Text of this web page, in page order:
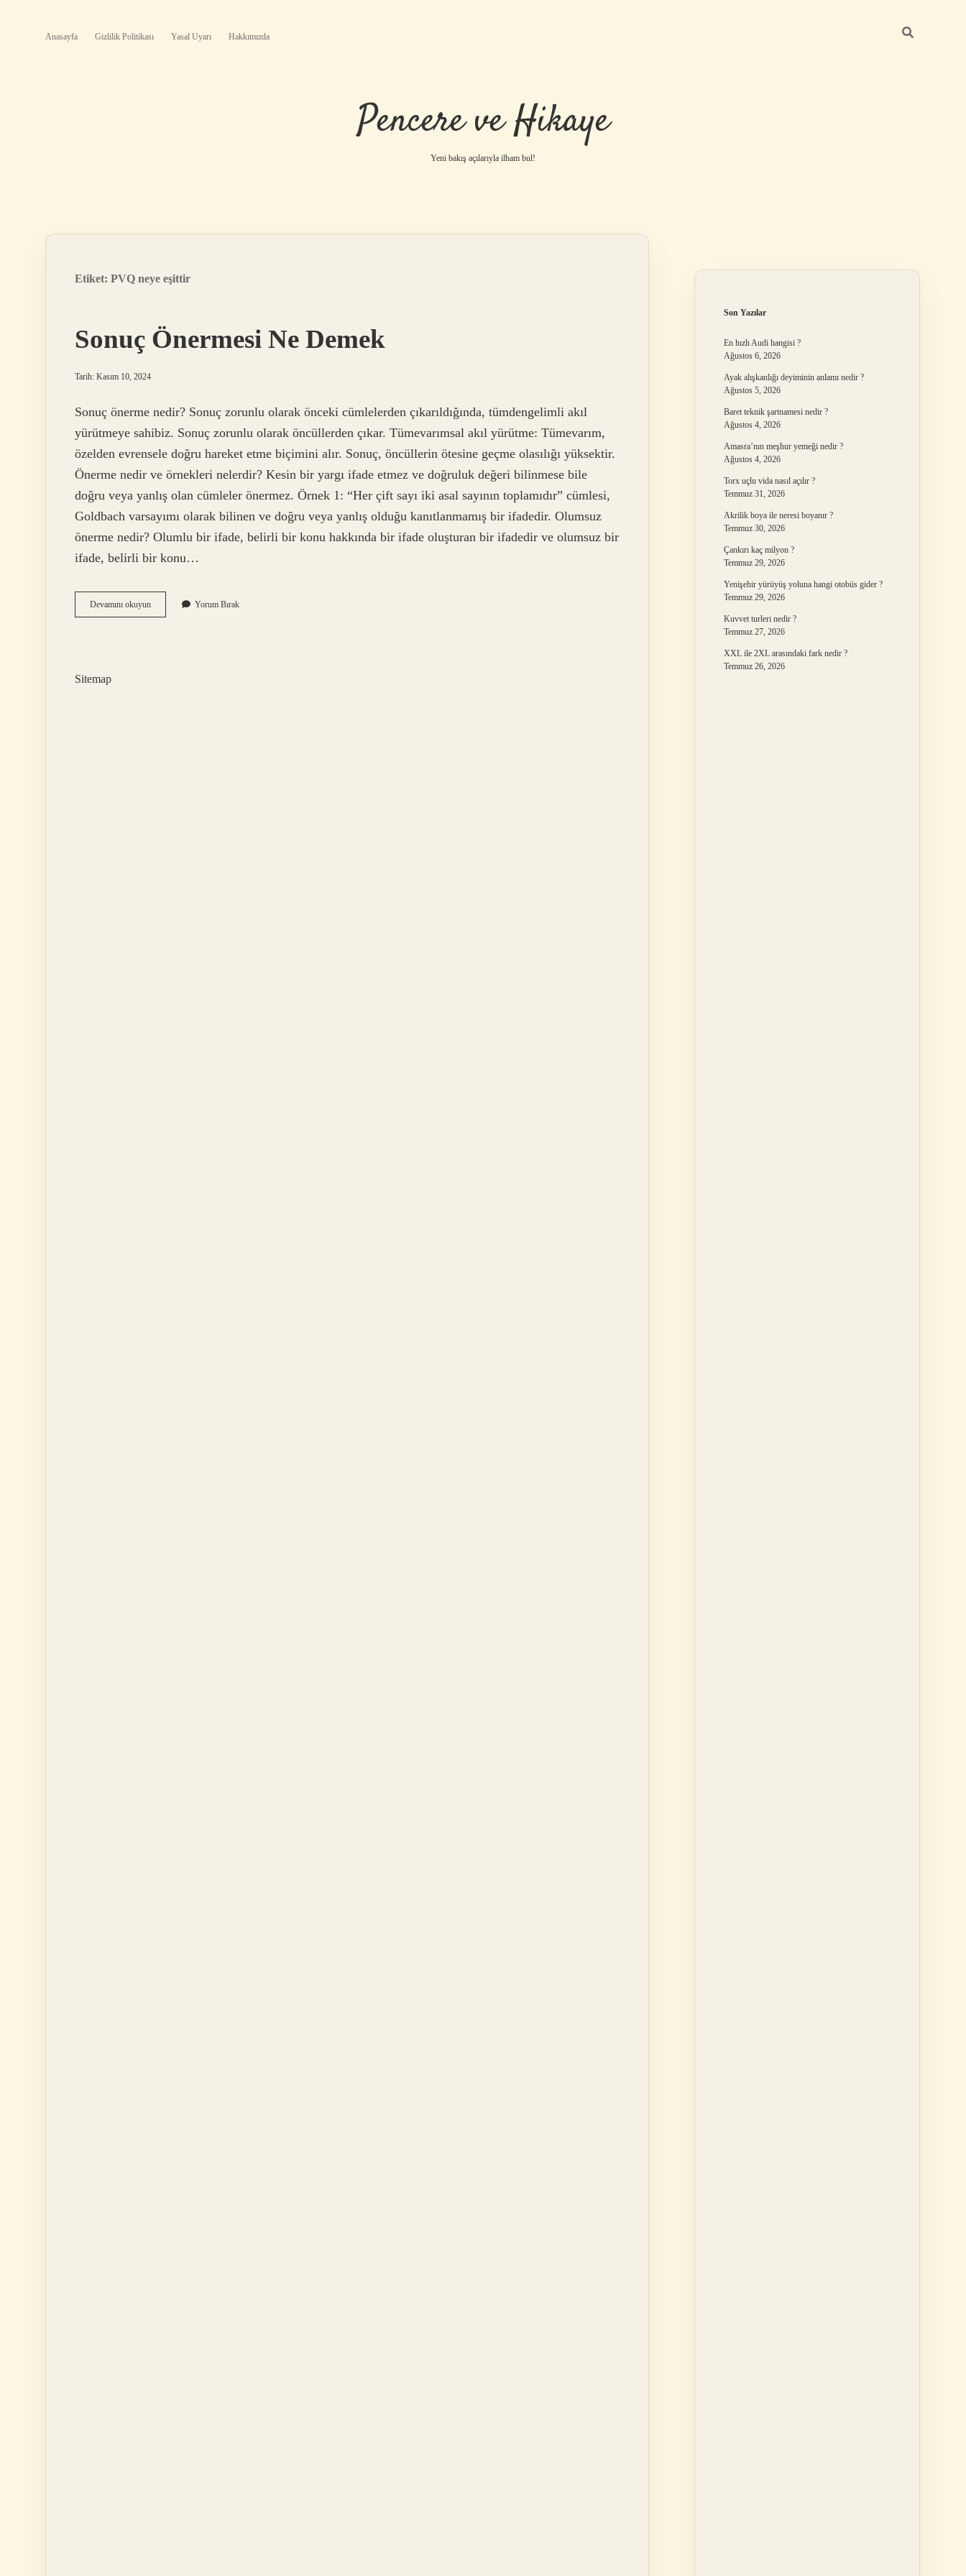
Anasayfa Gizlilik Politikası Yasal Uyarı Hakkımızda
Pencere ve Hikaye
Yeni bakış açılarıyla ilham bul!
Etiket: PVQ neye eşittir
Sonuç Önermesi Ne Demek
Tarih: Kasım 10, 2024
Sonuç önerme nedir? Sonuç zorunlu olarak önceki cümlelerden çıkarıldığında, tümdengelimli akıl
yürütmeye sahibiz. Sonuç zorunlu olarak öncüllerden çıkar. Tümevarımsal akıl yürütme: Tümevarım,
özelden evrensele doğru hareket etme biçimini alır. Sonuç, öncüllerin ötesine geçme olasılığı yüksektir.
Önerme nedir ve örnekleri nelerdir? Kesin bir yargı ifade etmez ve doğruluk değeri bilinmese bile
doğru veya yanlış olan cümleler önermez. Örnek 1: “Her çift sayı iki asal sayının toplamıdır” cümlesi,
Goldbach varsayımı olarak bilinen ve doğru veya yanlış olduğu kanıtlanmamış bir ifadedir. Olumsuz
önerme nedir? Olumlu bir ifade, belirli bir konu hakkında bir ifade oluşturan bir ifadedir ve olumsuz bir
ifade, belirli bir konu…
Devamını okuyunSonuç
Önermesi
Yorum Bırak
Sitemap
Son Yazılar
En hızlı Audi hangisi ?
Ağustos 6, 2026
Ayak alışkanlığı deyiminin anlamı nedir ?
Ağustos 5, 2026
Baret teknik şartnamesi nedir ?
Ağustos 4, 2026
Amasra’nın meşhur yemeği nedir ?
Ağustos 4, 2026
Torx uçlu vida nasıl açılır ?
Temmuz 31, 2026
Akrilik boya ile neresi boyanır ?
Temmuz 30, 2026
Çankırı kaç milyon ?
Temmuz 29, 2026
Yenişehir yürüyüş yoluna hangi otobüs gider ?
Temmuz 29, 2026
Kuvvet turleri nedir ?
Temmuz 27, 2026
XXL ile 2XL arasındaki fark nedir ?
Temmuz 26, 2026